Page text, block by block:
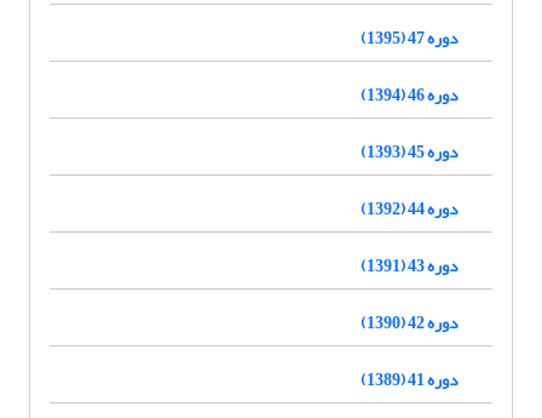
دوره 47 (1395)
دوره 46 (1394)
دوره 45 (1393)
دوره 44 (1392)
دوره 43 (1391)
دوره 42 (1390)
دوره 41 (1389)